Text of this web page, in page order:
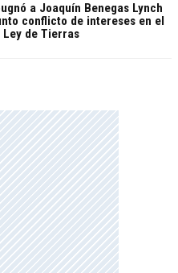
a Joaquín Benegas Lynch
conflicto de intereses en el
Ley de Tierras